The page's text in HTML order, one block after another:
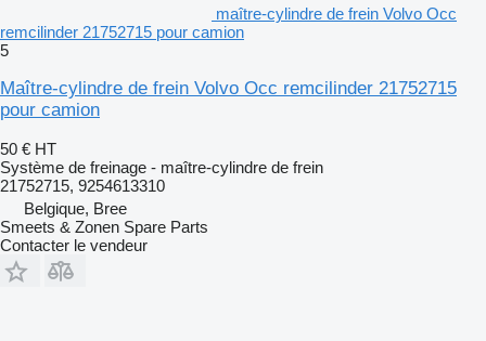
maître-cylindre de frein Volvo Occ
remcilinder 21752715 pour camion
5
Maître-cylindre de frein Volvo Occ remcilinder 21752715
pour camion
50 € HT
Système de freinage - maître-cylindre de frein
21752715, 9254613310
Belgique, Bree
Smeets & Zonen Spare Parts
Contacter le vendeur